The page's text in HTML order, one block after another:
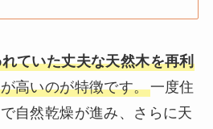
ていた丈夫な天然木を再利
高いのが特徴です。一度住
自然乾燥が進み、さらに天